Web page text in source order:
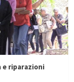
e riparazioni